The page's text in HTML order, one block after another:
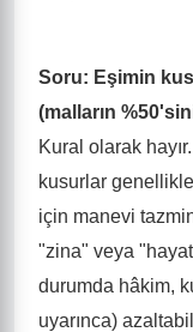
Soru: Eşimin
(malların
Kural olarak
kusurlar
için manevi
"zina" veya
durumda hâkim,
uyarınca)